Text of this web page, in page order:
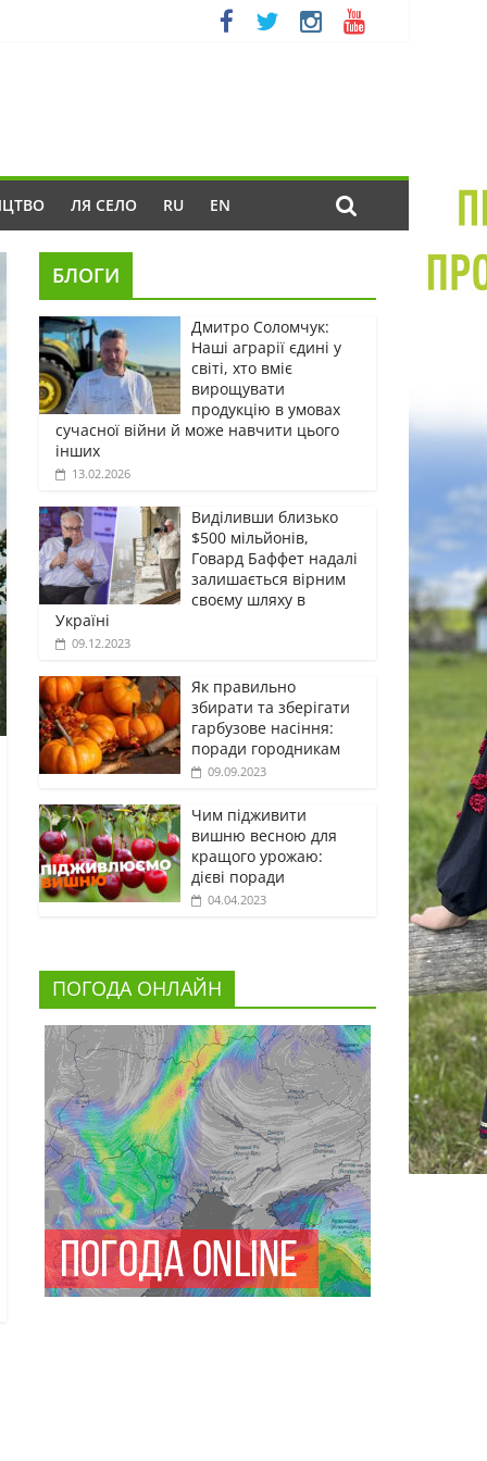
ЛЯ СЕЛО RU EN
БЛОГИ
Дмитро Соломчук:
Наші аграрії єдині у
світі, хто вміє
вирощувати
продукцію в умовах
сучасної війни й може навчити цього
інших
13.02.2026
Виділивши близько
$500 мільйонів,
Говард Баффет надалі
залишається вірним
своєму шляху в
Україні
09.12.2023
Як правильно
збирати та зберігати
гарбузове насіння:
поради городникам
09.09.2023
Чим підживити
вишню весною для
кращого урожаю:
дієві поради
04.04.2023
ПОГОДА ОНЛАЙН